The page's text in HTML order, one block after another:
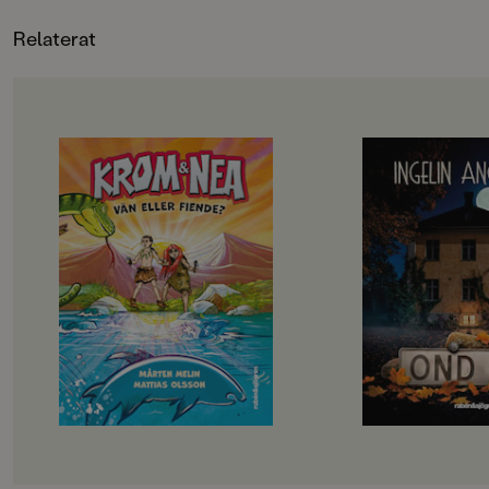
Relaterat
OM BOKEN
Krom och Nea är bästa vänner –
men bara i hemlighet. Deras
familjer är fiender och skulle bli
rasande om de fick veta sanningen.
Därför måste Krom och Nea göra
allt i smyg: simma, fiska och prata
om den stora världen bortom
grottan där Krom har bott hela sitt
liv. Men det blir allt svårare att hålla
vänskapen hemlig och till slut
måste de välja: ska de vara kvar hos
sina familjer – eller ge sig av
tillsammans?
OM BOKEN
Fristående
Elvira har varit
saker förut. På
fyren. Så hon
den här gången är
känns annorlunda
en bil med
på skolgården dras
mystiska
dyker siffrorna
överallt. Någon
lappar i Elviras
Och i skolans